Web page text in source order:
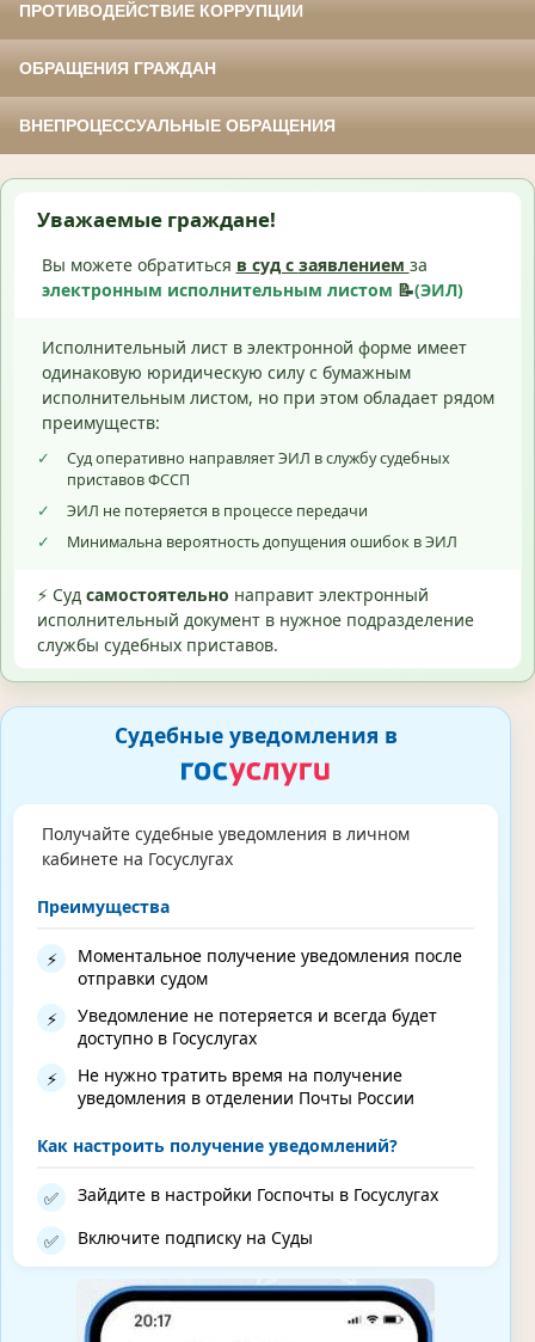
ПРОТИВОДЕЙСТВИЕ КОРРУПЦИИ
ОБРАЩЕНИЯ ГРАЖДАН
ВНЕПРОЦЕССУАЛЬНЫЕ ОБРАЩЕНИЯ
Уважаемые граждане!
Вы можете обратиться в суд с заявлением за
электронным исполнительным листом 📝(ЭИЛ)
Исполнительный лист в электронной форме имеет
одинаковую юридическую силу с бумажным
исполнительным листом, но при этом обладает рядом
преимуществ:
✓
Суд оперативно направляет ЭИЛ в службу судебных
приставов ФССП
✓
ЭИЛ не потеряется в процессе передачи
✓
Минимальна вероятность допущения ошибок в ЭИЛ
⚡ Суд самостоятельно направит электронный
исполнительный документ в нужное подразделение
службы судебных приставов.
Судебные уведомления в
Получайте судебные уведомления в личном
кабинете на Госуслугах
Преимущества
⚡
Моментальное получение уведомления после
отправки судом
⚡
Уведомление не потеряется и всегда будет
доступно в Госуслугах
⚡
Не нужно тратить время на получение
уведомления в отделении Почты России
Как настроить получение уведомлений?
✅ Зайдите в настройки Госпочты в Госуслугах
✅ Включите подписку на Суды